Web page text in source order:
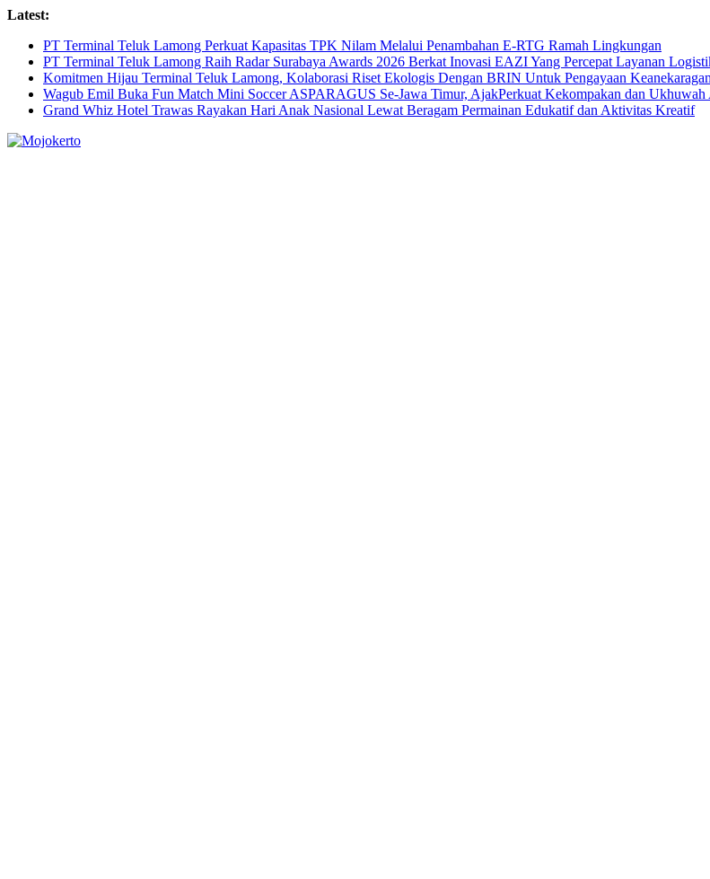
Skip
content
Latest:
PT Terminal Teluk Lamong Perkuat Kapasitas TPK Nilam Melalui Penambahan E-RTG Ramah Lingkungan
PT Terminal Teluk Lamong Raih Radar Surabaya Awards 2026 Berkat Inovasi EAZI Yang Percepat Layanan
Komitmen Hijau Terminal Teluk Lamong, Kolaborasi Riset Ekologis Dengan BRIN Untuk Pengayaan
Wagub Emil Buka Fun Match Mini Soccer ASPARAGUS Se-Jawa Timur, AjakPerkuat Kekompakan dan Ukhuwah
Grand Whiz Hotel Trawas Rayakan Hari Anak Nasional Lewat Beragam Permainan Edukatif dan Aktivitas Kreatif